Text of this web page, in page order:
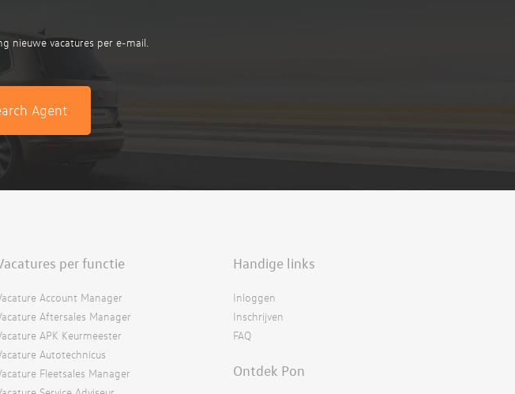
nieuwe vacatures per e-mail.
Agent
per functie
Account Manager
Aftersales Manager
APK Keurmeester
Autotechnicus
Fleetsales Manager
Handige links
Inloggen
Inschrijven
FAQ
Ontdek Pon